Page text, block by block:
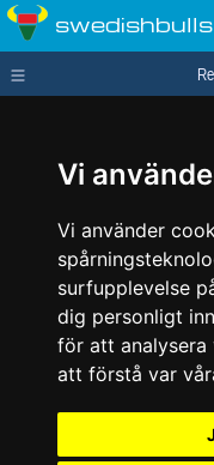
Vi
Vi använder
surfupplevelse
dig personligt
för att
att förstå var
swedishbulls